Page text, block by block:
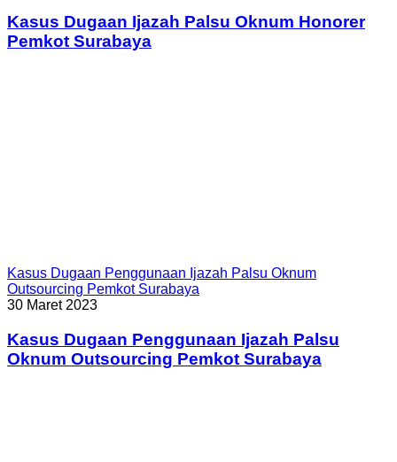
Kasus Dugaan Ijazah Palsu Oknum Honorer
Pemkot Surabaya
Kasus Dugaan Penggunaan Ijazah Palsu Oknum
Outsourcing Pemkot Surabaya
30 Maret 2023
Kasus Dugaan Penggunaan Ijazah Palsu
Oknum Outsourcing Pemkot Surabaya